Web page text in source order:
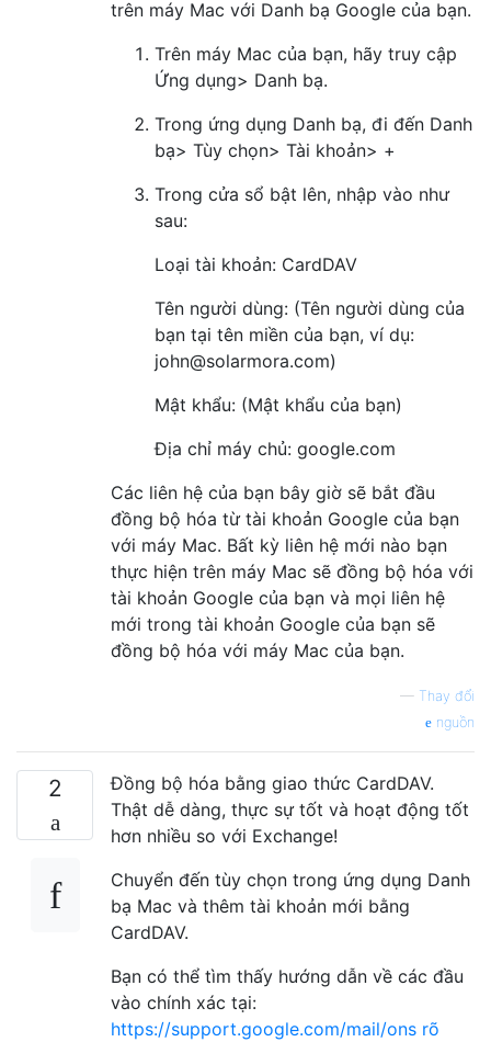
trên máy Mac với Danh bạ Google của bạn.
Trên máy Mac của bạn, hãy truy cập
Ứng dụng> Danh bạ.
Trong ứng dụng Danh bạ, đi đến Danh
bạ> Tùy chọn> Tài khoản> +
Trong cửa sổ bật lên, nhập vào như
sau:
Loại tài khoản: CardDAV
Tên người dùng: (Tên người dùng của
bạn tại tên miền của bạn, ví dụ:
john@solarmora.com)
Mật khẩu: (Mật khẩu của bạn)
Địa chỉ máy chủ: google.com
Các liên hệ của bạn bây giờ sẽ bắt đầu
đồng bộ hóa từ tài khoản Google của bạn
với máy Mac. Bất kỳ liên hệ mới nào bạn
thực hiện trên máy Mac sẽ đồng bộ hóa với
tài khoản Google của bạn và mọi liên hệ
mới trong tài khoản Google của bạn sẽ
đồng bộ hóa với máy Mac của bạn.
— Thay đổi
nguồn
2
Đồng bộ hóa bằng giao thức CardDAV.
Thật dễ dàng, thực sự tốt và hoạt động tốt
hơn nhiều so với Exchange!
Chuyển đến tùy chọn trong ứng dụng Danh
bạ Mac và thêm tài khoản mới bằng
CardDAV.
Bạn có thể tìm thấy hướng dẫn về các đầu
vào chính xác tại:
https://support.google.com/mail/ons rõ